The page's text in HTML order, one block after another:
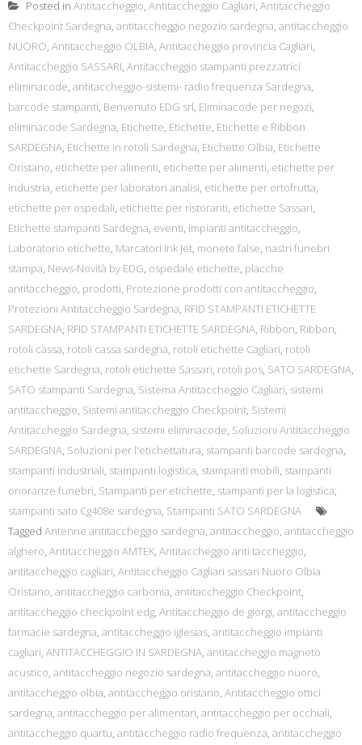
Posted in Antitaccheggio, Antitaccheggio Cagliari, Antitaccheggio
Checkpoint Sardegna, antitaccheggio negozio sardegna, antitaccheggio
NUORO, Antitaccheggio OLBIA, Antitaccheggio provincia Cagliari,
Antitaccheggio SASSARI, Antitaccheggio stampanti prezzatrici
eliminacode, antitaccheggio-sistemi- radio frequenza Sardegna,
barcode stampanti, Benvenuto EDG srl, Eliminacode per negozi,
eliminacode Sardegna, Etichette, Etichette, Etichette e Ribbon
SARDEGNA, Etichette in rotoli Sardegna, Etichette Olbia, Etichette
Oristano, etichette per alimenti, etichette per alimenti, etichette per
industria, etichette per laboratori analisi, etichette per ortofrutta,
etichette per ospedali, etichette per ristoranti, etichette Sassari,
Etichette stampanti Sardegna, eventi, impianti antitaccheggio,
Laboratorio etichette, Marcatori Ink Jet, monete false, nastri funebri
stampa, News-Novità by EDG, ospedale etichette, placche
antitaccheggio, prodotti, Protezione prodotti con antitaccheggio,
Protezioni Antitaccheggio Sardegna, RFID STAMPANTI ETICHETTE
SARDEGNA, RFID STAMPANTI ETICHETTE SARDEGNA, Ribbon, Ribbon,
rotoli cassa, rotoli cassa sardegna, rotoli etichette Cagliari, rotoli
etichette Sardegna, rotoli etichette Sassari, rotoli pos, SATO SARDEGNA,
SATO stampanti Sardegna, Sistema Antitaccheggio Cagliari, sistemi
antitaccheggio, Sistemi antitaccheggio Checkpoint, Sistemi
Antitaccheggio Sardegna, sistemi eliminacode, Soluzioni Antitaccheggio
SARDEGNA, Soluzioni per l'etichettatura, stampanti barcode sardegna,
stampanti industriali, stampanti logistica, stampanti mobili, stampanti
onoranze funebri, Stampanti per etichette, stampanti per la logistica,
stampanti sato Cg408e sardegna, Stampanti SATO SARDEGNA
Tagged Antenne antitaccheggio sardegna, antitaccheggio, antitaccheggio
alghero, Antitaccheggio AMTEK, Antitaccheggio anti taccheggio,
antitaccheggio cagliari, Antitaccheggio Cagliari sassari Nuoro Olbia
Oristano, antitaccheggio carbonia, antitaccheggio Checkpoint,
antitaccheggio checkpoint edg, Antitaccheggio de giorgi, antitaccheggio
farmacie sardegna, antitaccheggio iglesias, antitaccheggio impianti
cagliari, ANTITACCHEGGIO IN SARDEGNA, antitaccheggio magneto
acustico, antitaccheggio negozio sardegna, antitaccheggio nuoro,
antitaccheggio olbia, antitaccheggio oristano, Antitaccheggio ottici
sardegna, antitaccheggio per alimentari, antitaccheggio per occhiali,
antitaccheggio quartu, antitaccheggio radio frequenza, antitaccheggio